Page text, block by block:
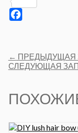
Post
navigation
← ПРЕДЫДУЩАЯ
СЛЕДУЮЩАЯ